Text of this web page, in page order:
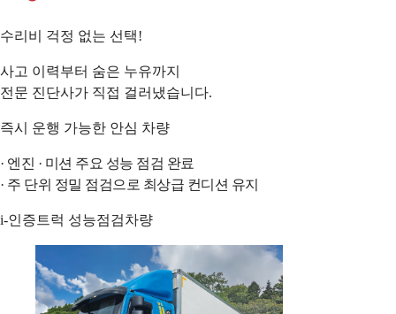
수리비 걱정 없는 선택!
사고 이력부터 숨은 누유까지
전문 진단사가 직접 걸러냈습니다.
즉시 운행 가능한 안심 차량
· 엔진 · 미션 주요 성능 점검 완료
· 주 단위 정밀 점검으로 최상급 컨디션 유지
i-인증트럭 성능점검차량